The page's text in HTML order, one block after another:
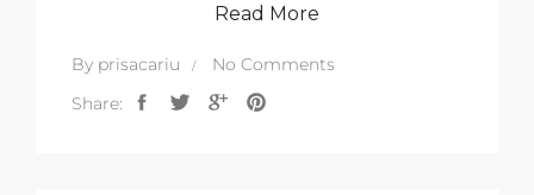
Read More
By prisacariu
No Comments
Share: